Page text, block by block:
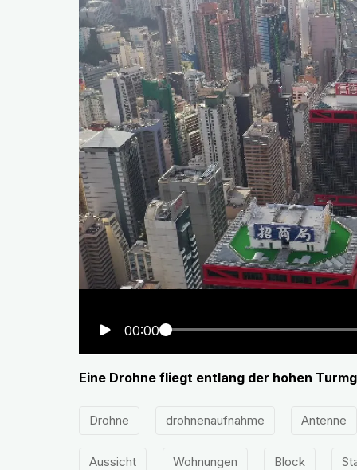
00:00
Eine Drohne fliegt entlang der hohen
Drohne drohnenaufnahme Antenne
Aussicht Wohnungen Block